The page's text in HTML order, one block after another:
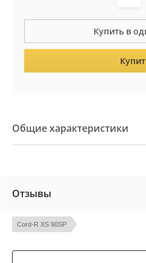
Купить в
Общие характеристики
Отзывы
Cord-R XS 90SP